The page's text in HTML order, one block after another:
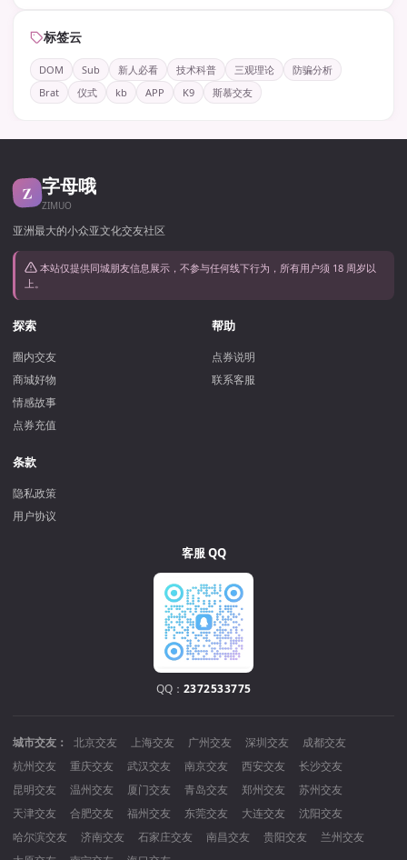
标签云
DOM Sub 新人必看 技术科普 三观理论
防骗分析
Brat
仪式 kb APP K9 斯慕交友
Z 字母哦
ZIMUO
亚洲最大的小众亚文化交友社区
本站仅提供同城朋友信息展示，不参与任何线下行为，所有用户须 18 周岁以
上。
探索
圈内交友
商城好物
情感故事
点券充值
帮助
点券说明
联系客服
条款
隐私政策
用户协议
客服 QQ
QQ： 2372533775
城市交友： 北京交友 上海交友 广州交友 深圳交友
成都交友
杭州交友
重庆交友 武汉交友 南京交友 西安交友
长沙交友
昆明交友
温州交友 厦门交友 青岛交友 郑州交友
苏州交友
天津交友
合肥交友 福州交友 东莞交友 大连交友
沈阳交友
哈尔滨交友
济南交友 石家庄交友 南昌交友 贵阳交友
兰州交友